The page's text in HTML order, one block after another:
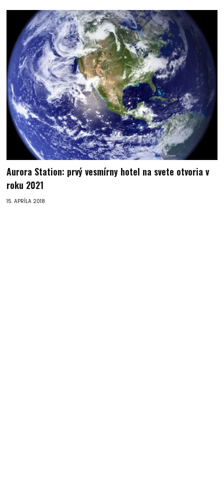
Aurora Station: prvý vesmírny hotel na svete otvoria v
roku 2021
15. APRÍLA 2018